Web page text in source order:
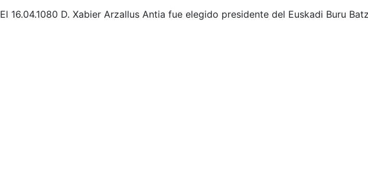
El 16.04.1080 D. Xabier Arzallus Antia fue elegido presidente del Euskadi Buru